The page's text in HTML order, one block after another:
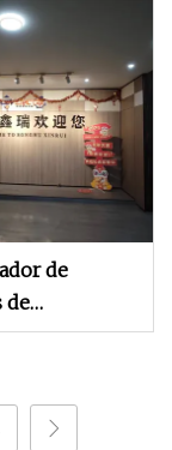
animales
ganado
de
caballos
Madera
Hoja Aqua
de
de
madera/